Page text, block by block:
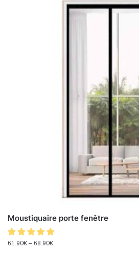
Moustiquaire porte fenêtre
61.90€ – 68.90€